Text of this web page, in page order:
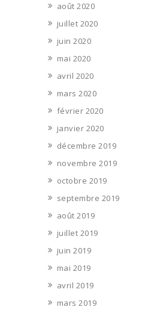
août 2020
juillet 2020
juin 2020
mai 2020
avril 2020
mars 2020
février 2020
janvier 2020
décembre 2019
novembre 2019
octobre 2019
septembre 2019
août 2019
juillet 2019
juin 2019
mai 2019
avril 2019
mars 2019